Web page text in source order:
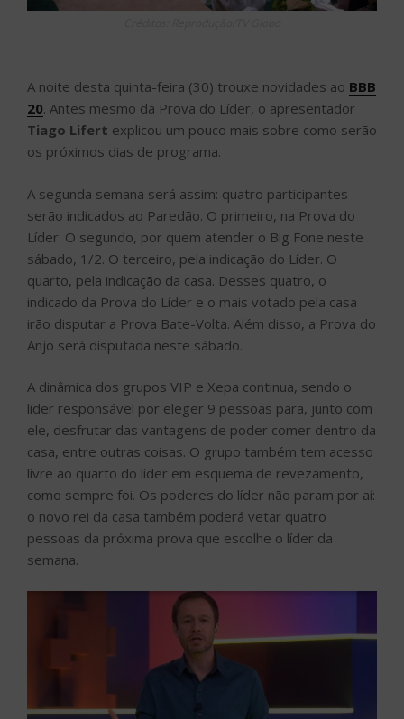
A noite desta quinta-feira (30) trouxe novidades ao BBB
20. Antes mesmo da Prova do Líder, o apresentador
Tiago Lifert explicou um pouco mais sobre como serão
os próximos dias de programa.
A segunda semana será assim: quatro participantes
serão indicados ao Paredão. O primeiro, na Prova do
Líder. O segundo, por quem atender o Big Fone neste
sábado, 1/2. O terceiro, pela indicação do Líder. O
quarto, pela indicação da casa. Desses quatro, o
indicado da Prova do Líder e o mais votado pela casa
irão disputar a Prova Bate-Volta. Além disso, a Prova do
Anjo será disputada neste sábado.
A dinâmica dos grupos VIP e Xepa continua, sendo o
líder responsável por eleger 9 pessoas para, junto com
ele, desfrutar das vantagens de poder comer dentro da
casa, entre outras coisas. O grupo também tem acesso
livre ao quarto do líder em esquema de revezamento,
como sempre foi. Os poderes do líder não param por aí:
o novo rei da casa também poderá vetar quatro
pessoas da próxima prova que escolhe o líder da
semana.